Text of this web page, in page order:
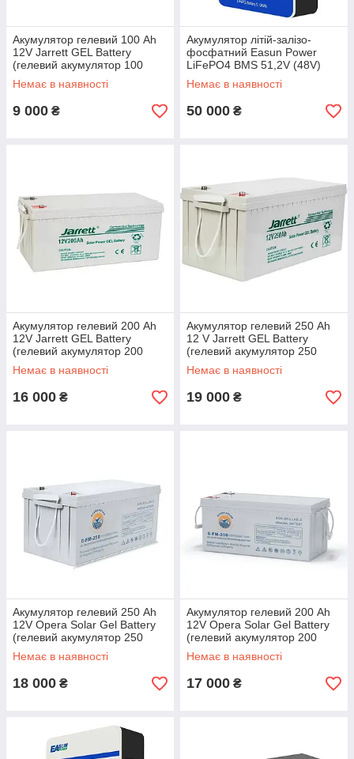
Акумулятор гелевий 100 Ah
12V Jarrett GEL Battery
(гелевий акумулятор 100
ампер)
Немає в наявності
9 000 ₴
Акумулятор літій-залізо-
фосфатний Easun Power
LiFePO4 BMS 51,2V (48V)
100Ah 5120 Вт*г
Немає в наявності
50 000 ₴
Акумулятор гелевий 200 Ah
12V Jarrett GEL Battery
(гелевий акумулятор 200
ампер)
Немає в наявності
16 000 ₴
Акумулятор гелевий 250 Ah
12 V Jarrett GEL Battery
(гелевий акумулятор 250
амперів)
Немає в наявності
19 000 ₴
Акумулятор гелевий 250 Ah
12V Opera Solar Gel Battery
(гелевий акумулятор 250
амперів)
Немає в наявності
18 000 ₴
Акумулятор гелевий 200 Ah
12V Opera Solar Gel Battery
(гелевий акумулятор 200
ампер)
Немає в наявності
17 000 ₴